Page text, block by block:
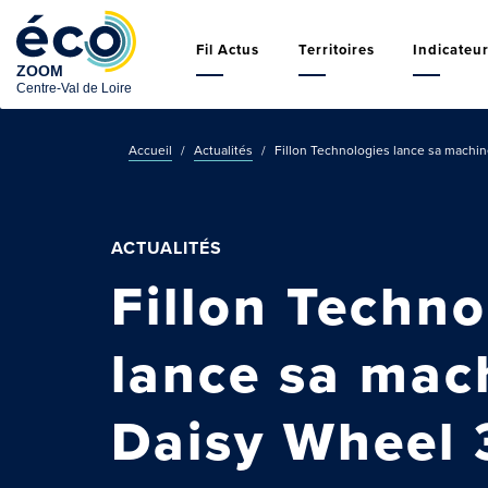
Aller
au
contenu
principal
Fil Actus Territoires
Accueil Actualités Fillon Technologies lance sa
ACTUALITÉS
Fillon
lance sa
Daisy Wheel